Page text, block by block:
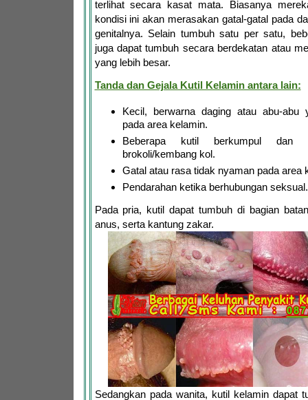
terlihat secara kasat mata. Biasanya
kondisi ini akan merasakan gatal-gatal pada
genitalnya. Selain tumbuh satu per satu,
juga dapat tumbuh secara berdekatan atau
yang lebih besar.
Tanda dan Gejala Kutil Kelamin antara lain:
Kecil, berwarna daging atau abu-abu
pada area kelamin.
Beberapa kutil berkumpul dan
brokoli/kembang kol.
Gatal atau rasa tidak nyaman pada area
Pendarahan ketika berhubungan seksual.
Pada pria, kutil dapat tumbuh di bagian
anus, serta kantung zakar.
Sedangkan pada wanita, kutil kelamin dapat